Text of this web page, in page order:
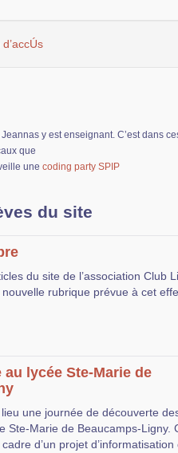
y est enseignant. C’est dans
que
une coding party SPIP
du site
du site de l’association Club
rubrique prévue à cet
lycée Ste-Marie de
une journée de découverte
Ste-Marie de Beaucamps-Ligny.
d’un projet d’informatisation